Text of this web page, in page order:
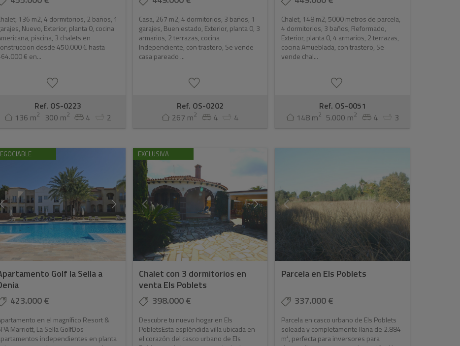
136 m2, 4 dormitorios, 2 baños, 1
Nuevo, Exterior, planta 0, cocina
piscina, 3 chalets en
desde 450.000 € hasta
€ en...
Ref. OS-0223
136 m2 300 m2 4 2
Casa, 267 m2, 4 dormitorios, 3 baños, 1
garajes, Buen estado, Exterior, planta 0, 3
armarios, 2 terrazas, cocina
Independiente, con trastero, Se vende
casa pareado ...
Ref. OS-0202
267 m2 4 4
Chalet, 148 m2, 5000 metros de parcela,
4 dormitorios, 3 baños, Reformado,
Exterior, planta 0, 4 armarios, 2 terrazas,
cocina Amueblada, con trastero, Se
vende chal...
Ref. OS-0051
148 m2 5.000 m2 4 3
Golf la Sella a
423.000 €
en el magnífico Resort &
Marriott, La Sella GolfDos
independientes en planta
EXCLUSIVA
Chalet con 3 dormitorios en
venta Els Poblets
398.000 €
Descubre tu nuevo hogar en Els
PobletsEsta espléndida villa ubicada en
el corazón del casco urbano de Els
Parcela en Els Poblets
337.000 €
Parcela en casco urbano de Els Poblets
soleada y completamente llana de 2.884
m², perfecta para inversores para